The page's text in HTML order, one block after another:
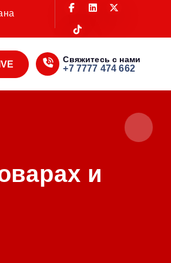
Свяжитесь с нами
+7 7777 474 662
и